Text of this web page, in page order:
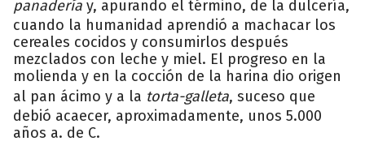
panadería y, apurando el término, de la dulcería,
cuando la humanidad aprendió a machacar los
cereales cocidos y consumirlos después
mezclados con leche y miel. El progreso en la
molienda y en la cocción de la harina dio origen
al pan ácimo y a la torta-galleta, suceso que
debió acaecer, aproximadamente, unos 5.000
años a. de C.